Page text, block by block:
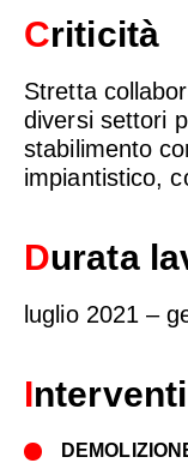
Criticità
Stretta
diversi settori
stabilimento
impiantistico,
Durata
luglio 2021 –
Interventi